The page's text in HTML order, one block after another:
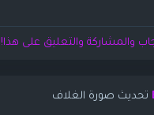
والمشاركة والتعليق على هذا!
تحديث صورة الغلاف